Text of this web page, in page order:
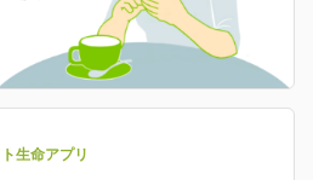
れる理由がわかる！
の申し込み など
生命アプリ